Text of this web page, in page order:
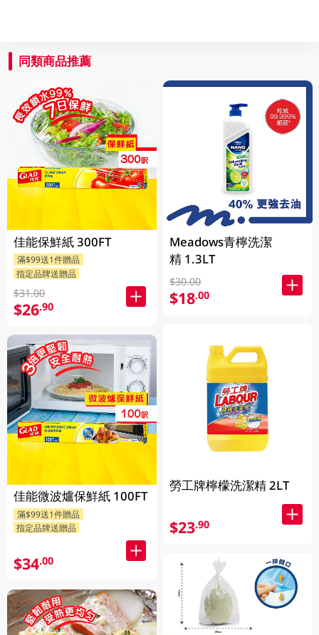
同類商品推薦
佳能保鮮紙 300FT
滿$99送1件贈品
指定品牌送贈品
$31.00
$26.90
佳能微波爐保鮮紙 100FT
滿$99送1件贈品
指定品牌送贈品
$34.00
Meadows青檸洗潔
精 1.3LT
$30.00
$18.00
勞工牌檸檬洗潔精 2LT
$23.90